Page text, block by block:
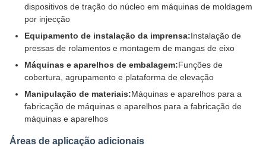
dispositivos de tração do núcleo em máquinas de moldagem
por injecção
Equipamento de instalação da imprensa:Instalação de
pressas de rolamentos e montagem de mangas de eixo
Máquinas e aparelhos de embalagem:Funções de
cobertura, agrupamento e plataforma de elevação
Manipulação de materiais:Máquinas e aparelhos para a
fabricação de máquinas e aparelhos para a fabricação de
máquinas e aparelhos
Áreas de aplicação adicionais